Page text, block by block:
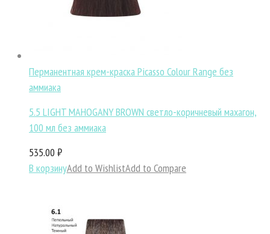
Перманентная крем-краска Picasso Colour Range без
аммиака
5.5 LIGHT MAHOGANY BROWN светло-коричневый махагон,
100 мл без аммиака
535.00 ₽
В корзинуAdd to WishlistAdd to Compare